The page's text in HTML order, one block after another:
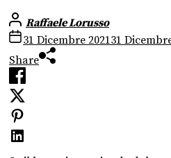
Raffaele Lorusso
31 Dicembre 202131
Share